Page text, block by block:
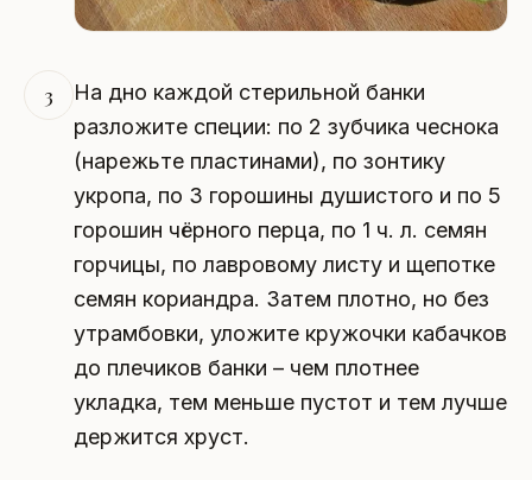
3
На дно каждой стерильной банки
разложите специи: по 2 зубчика чеснока
(нарежьте пластинами), по зонтику
укропа, по 3 горошины душистого и по 5
горошин чёрного перца, по 1 ч. л. семян
горчицы, по лавровому листу и щепотке
семян кориандра. Затем плотно, но без
утрамбовки, уложите кружочки кабачков
до плечиков банки – чем плотнее
укладка, тем меньше пустот и тем лучше
держится хруст.